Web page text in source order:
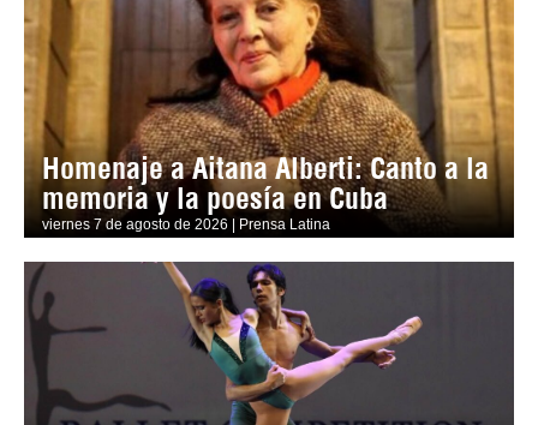
Homenaje a Aitana Alberti: Canto a la
memoria y la poesía en Cuba
viernes 7 de agosto de 2026 | Prensa Latina